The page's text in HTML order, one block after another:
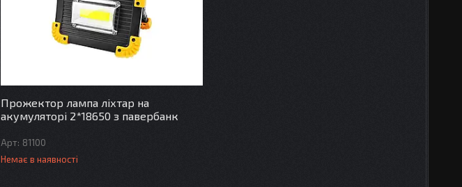
Прожектор лампа ліхтар на
акумуляторі 2*18650 з павербанк
81100
Немає в наявності